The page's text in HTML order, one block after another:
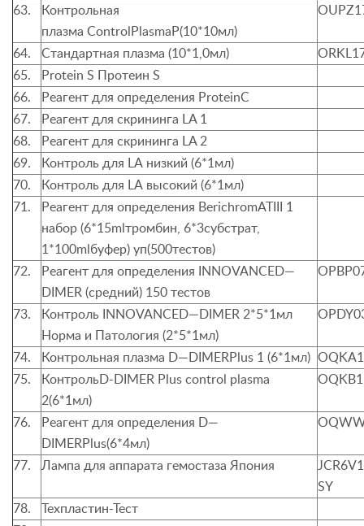
63.
Контрольная
плазма ControlPlasmaP(10*10мл)
64. Стандартная плазма (10*1,0мл)
65.
Protein S Протеин S
66.
Реагент для определения ProteinC
67.
Реагент для скрининга
LA 1
68.
Реагент для скрининга
LA 2
69.
Контроль для LA низкий (6*1мл)
70.
Контроль для LA высокий (6*1мл)
71.
Реагент для определения BerichromATIII
1
набор (6*15mlтромбин, 6*3субстрат,
1*100mlбуфер) уп(500тестов)
72.
Реагент для определения INNOVANCED—
DIMER (средний) 150 тестов
73. Контроль INNOVANCED— DIMER 2*5*1мл
Норма и Патология (2*5*1мл)
74. Контрольная плазма D— DIMERPlus 1 (6*1мл)
75.
КонтрольD-DIMER Plus control plasma
2(6*1 мл)
76. Реагент для определения D—
DIMERPlus(6*4мл)
77. Лампа для аппарата гемостаза Япония
SY
78.
Техпластин-Тест